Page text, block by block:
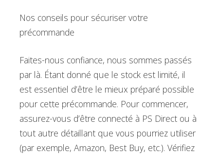
Nos conseils pour sécuriser votre
précommande
Faites-nous confiance, nous sommes passés
par là. Étant donné que le stock est limité, il
est essentiel d’être le mieux préparé possible
pour cette précommande. Pour commencer,
assurez-vous d’être connecté à PS Direct ou à
tout autre détaillant que vous pourriez utiliser
(par exemple, Amazon, Best Buy, etc.). Vérifiez